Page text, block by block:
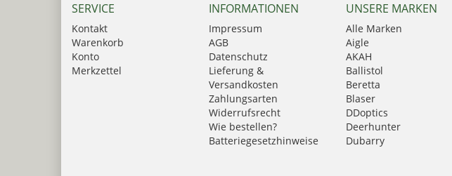
SERVICE
Kontakt
Warenkorb
Konto
Merkzettel
INFORMATIONEN
Impressum
AGB
Datenschutz
Lieferung &
Versandkosten
Zahlungsarten
Widerrufsrecht
Wie bestellen?
Batteriegesetzhinweise
UNSERE MARKEN
Alle Marken
Aigle
AKAH
Ballistol
Beretta
Blaser
DDoptics
Deerhunter
Dubarry